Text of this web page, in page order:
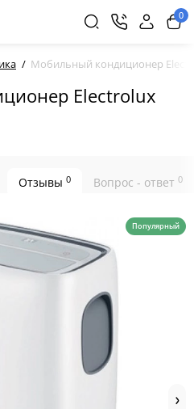
0
Мобильный кондиционер
Electrolux
Отзывы 0 Вопрос - ответ 0
Популярный